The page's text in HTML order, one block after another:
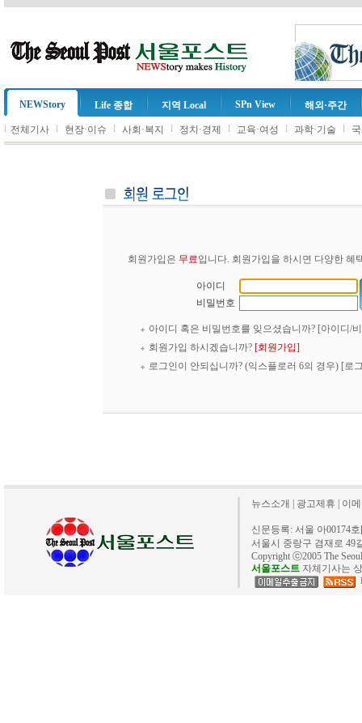
NEWStory Life 종합 지역 Local SPn View 해외·주간
l 전체기사 l 현장·이슈 l 사회·복지 l 정치·경제 l 교육·여성 l 과학·기술 l
회원가입은 무료입니다. 회원가입을 하시면 다양한 혜
아이디
비밀번호
아이디 혹은 비밀번호를 잊으셨습니까? [아이디/
회원가입 하시겠습니까? [회원가입]
로그인이 안되십니까? (익스플로러 6의 경우) [로
뉴스소개 광고제휴 이
신문등록: 서울 아00174
서울시 중랑구 겸재로 49
Copyright ⓒ2005 The
서울포스트 자체기사는